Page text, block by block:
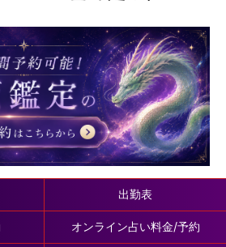
出勤表
オンライン占い料金/予約